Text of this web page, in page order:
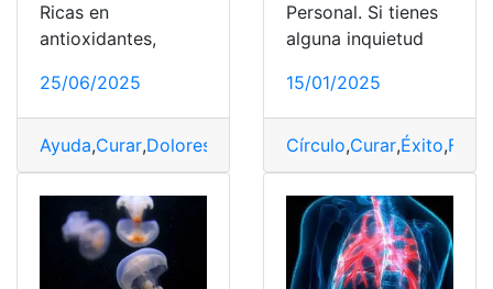
Ricas en
antioxidantes,
25/06/2025
Ayuda,Curar,Dolores Fortalecer,fruta,Huesos,Salud
Personal. Si tienes
alguna inquietud
15/01/2025
Círculo,Curar,Éxito,